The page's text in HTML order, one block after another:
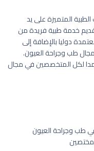
المتميزة على يد
خدمة طبية فريدة من
دوليا بالإضافة إلى
طب وجراحة العيون.
لكل المتخصصين في مجال
طب وجراحة العيون